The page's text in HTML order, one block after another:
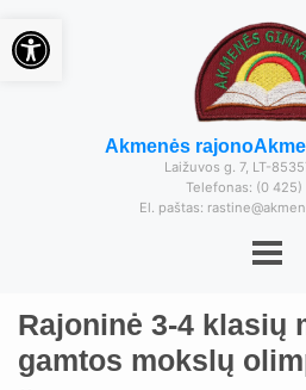
Akmenės rajono
Laižuvos g. 7, LT-
Telefonas: (0 425)
El. paštas:
Rajoninė 3-4 klasių
gamtos mokslų
Open toolbar